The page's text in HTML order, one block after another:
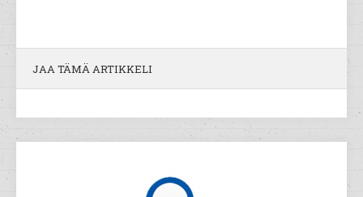
JAA TÄMÄ ARTIKKELI